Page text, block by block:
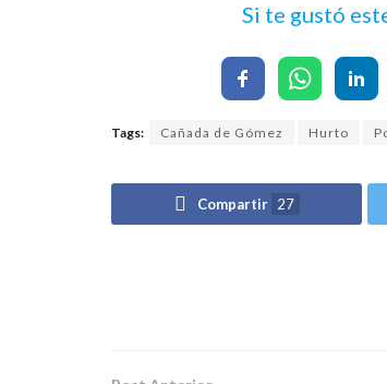
Si te gustó
Tags: Cañada de Gómez Hurto
Compartir 27